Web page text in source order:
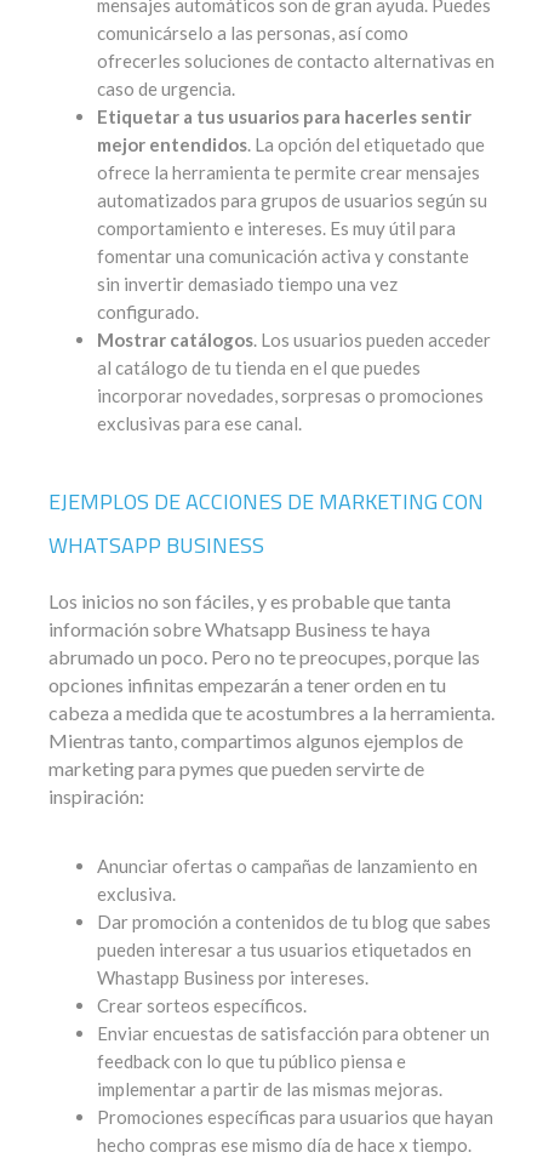
mensajes automáticos son de gran ayuda. Puedes
comunicárselo a las personas, así como
ofrecerles soluciones de contacto alternativas en
caso de urgencia.
Etiquetar a tus usuarios para hacerles sentir
mejor entendidos. La opción del etiquetado que
ofrece la herramienta te permite crear mensajes
automatizados para grupos de usuarios según su
comportamiento e intereses. Es muy útil para
fomentar una comunicación activa y constante
sin invertir demasiado tiempo una vez
configurado.
Mostrar catálogos. Los usuarios pueden acceder
al catálogo de tu tienda en el que puedes
incorporar novedades, sorpresas o promociones
exclusivas para ese canal.
EJEMPLOS DE ACCIONES DE MARKETING CON
WHATSAPP BUSINESS
Los inicios no son fáciles, y es probable que tanta
información sobre Whatsapp Business te haya
abrumado un poco. Pero no te preocupes, porque las
opciones infinitas empezarán a tener orden en tu
cabeza a medida que te acostumbres a la herramienta.
Mientras tanto, compartimos algunos ejemplos de
marketing para pymes que pueden servirte de
inspiración:
Anunciar ofertas o campañas de lanzamiento en
exclusiva.
Dar promoción a contenidos de tu blog que sabes
pueden interesar a tus usuarios etiquetados en
Whastapp Business por intereses.
Crear sorteos específicos.
Enviar encuestas de satisfacción para obtener un
feedback con lo que tu público piensa e
implementar a partir de las mismas mejoras.
Promociones específicas para usuarios que hayan
hecho compras ese mismo día de hace x tiempo.